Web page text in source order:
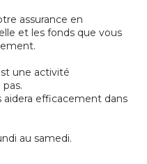
assurance en
et les fonds que vous
une activité
aidera efficacement dans
au samedi.